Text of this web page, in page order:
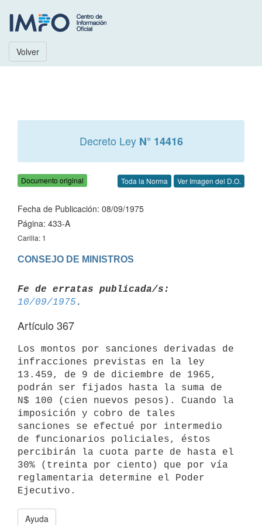
Volver
Decreto Ley N° 14416
Documento original Toda la Norma Ver Imagen del D.O.
Fecha de Publicación: 08/09/1975
Página: 433-A
Carilla: 1
CONSEJO DE MINISTROS
Fe de erratas publicada/s:
10/09/1975
Artículo 367
Los montos por sanciones derivadas de
infracciones previstas en la ley
13.459, de 9 de diciembre de 1965,
podrán ser fijados hasta la suma de
N$ 100 (cien nuevos pesos). Cuando la
imposición y cobro de tales
sanciones se efectué por intermedio
de funcionarios policiales, éstos
percibirán la cuota parte de hasta el
30% (treinta por ciento) que por vía
reglamentaria determine el Poder
Ayuda